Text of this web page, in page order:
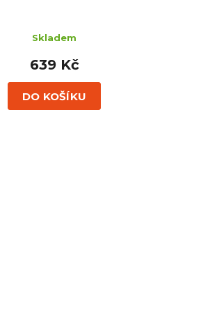
Skladem
639 Kč
DO KOŠÍKU